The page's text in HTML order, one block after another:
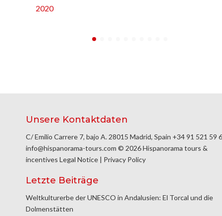
2020
Unsere Kontaktdaten
C/ Emilio Carrere 7, bajo A. 28015 Madrid, Spain +34 91 521 59
info@hispanorama-tours.com © 2026 Hispanorama tours &
incentives Legal Notice | Privacy Policy
Letzte Beiträge
Weltkulturerbe der UNESCO in Andalusien: El Torcal und die
Dolmenstätten